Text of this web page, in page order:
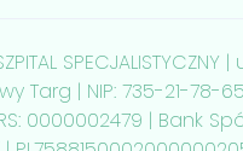
SPECJALISTYCZNY
Targ | NIP: 735-21-78-
0000002479 | Bank